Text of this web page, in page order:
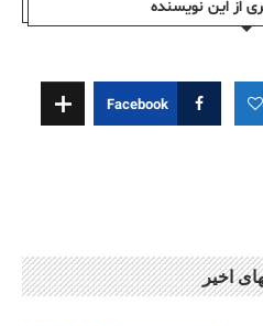
از این نویسندە
Facebook
اخیر